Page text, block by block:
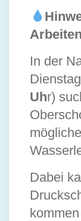
In der
Uhr)
Dabei